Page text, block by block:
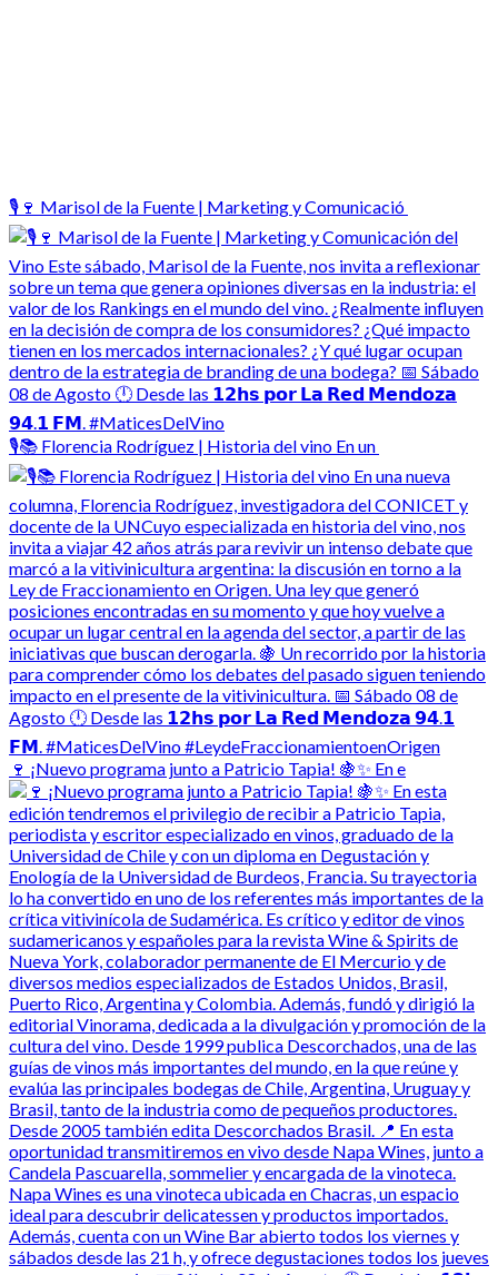
🎙️🍷 Marisol de la Fuente | Marketing y Comunicació
🎙️📚 Florencia Rodríguez | Historia del vino En un
🍷 ¡Nuevo programa junto a Patricio Tapia! 🍇✨ En e